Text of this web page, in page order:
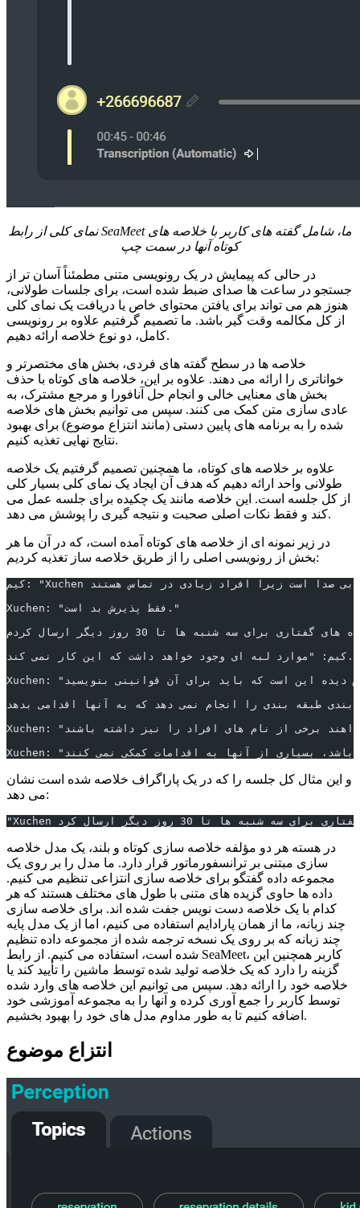
نمای کلی از رابط SeaMeet ما، شامل گفته های کاربر با خلاصه های
کوتاه آنها در سمت چپ
در حالی که پیمایش در یک رونویسی متنی مطمئناً آسان تر از
جستجو در ساعت ها صدای ضبط شده است، برای جلسات طولانی،
هنوز هم می تواند برای یافتن محتوای خاص یا دریافت یک نمای کلی
از کل مکالمه وقت گیر باشد. ما تصمیم گرفتیم علاوه بر رونویسی
کامل، دو نوع خلاصه ارائه دهیم.
خلاصه ها در سطح گفته های فردی، بخش های مختصرتر و
خواناتری را ارائه می دهند. علاوه بر این، خلاصه های کوتاه با حذف
بخش های معنایی خالی و انجام حل آنافورا و مرجع مشترک، به
عادی سازی متن کمک می کنند. سپس می توانیم بخش های خلاصه
شده را به برنامه های پایین دستی (مانند انتزاع موضوع) برای بهبود
نتایج نهایی تغذیه کنیم.
علاوه بر خلاصه های کوتاه، ما همچنین تصمیم گرفتیم یک خلاصه
طولانی واحد ارائه دهیم که هدف آن ایجاد یک نمای کلی بسیار کلی
از کل جلسه است. این خلاصه مانند یک چکیده برای جلسه عمل می
کند و فقط نکات اصلی صحبت و نتیجه گیری را پوشش می دهد.
در زیر نمونه ای از خلاصه های کوتاه آمده است، که در آن ما هر
بخش از رونویسی اصلی را از طریق خلاصه ساز تغذیه کردیم:
Xuchen: "فقط پذیرش بد است."
کیم: "موارد لبه ای وجود خواهد داشت که این کار نمی کند."
و این مثال کل جلسه را که در یک پاراگراف خلاصه شده است نشان
می دهد:
در هسته هر دو مؤلفه خلاصه سازی کوتاه و بلند، یک مدل خلاصه
سازی مبتنی بر ترانسفورماتور قرار دارد. ما مدل را بر روی یک
مجموعه داده گفتگو برای خلاصه سازی انتزاعی تنظیم می کنیم.
داده ها حاوی گزیده های متنی با طول های مختلف هستند که هر
کدام با یک خلاصه دست نویس جفت شده اند. برای خلاصه سازی
چند زبانه، ما از همان پارادایم استفاده می کنیم، اما از یک مدل پایه
چند زبانه که بر روی یک نسخه ترجمه شده از مجموعه داده تنظیم
شده است، استفاده می کنیم. از رابط SeaMeet، کاربر همچنین این
گزینه را دارد که یک خلاصه تولید شده توسط ماشین را تأیید کند یا
خلاصه خود را ارائه دهد. سپس می توانیم این خلاصه های وارد شده
توسط کاربر را جمع آوری کرده و آنها را به مجموعه آموزشی خود
اضافه کنیم تا به طور مداوم مدل های خود را بهبود بخشیم.
انتزاع موضوع